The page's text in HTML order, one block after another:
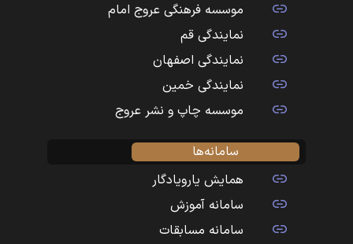
موسسه فرهنگی عروج امام
نمایندگی قم
نمایندگی اصفهان
نمایندگی خمین
موسسه چاپ و نشر عروج
سامانه‌ها
همایش یارویادگار
سامانه آموزش
سامانه مسابقات